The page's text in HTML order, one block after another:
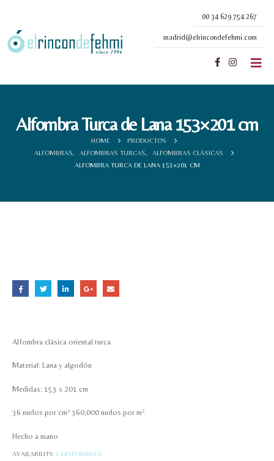
00 34 629 754 267
madrid@elrincondefehmi.com
Alfombra Turca de Lana 153×201 cm
HOME
PRODUCTOS
ALFOMBRAS
ALFOMBRAS TURCAS
ALFOMBRAS CLÁSICAS
ALFOMBRA TURCA DE LANA 153×201 CM
Alfombra clásica oriental turca
Material: Lana y algodón
Medidas: 153 x 201 cm
36 nudos por cm² 360,000 nudos por m²
Hecho a mano
AVAILABILITY: 1 DISPONIBLES